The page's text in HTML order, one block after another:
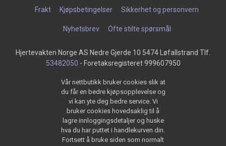
Frakt Kjøpsbetingelser Sikkerhet og personvern
Nyhetsbrev Ofte stilte spørsmål
Hjertevakten Norge AS Nedre Gjerde 10 5474 Løfallstrand Tlf.
53482050 - Foretaksregisteret 999607950
Vår nettbutikk bruker cookies slik at
du får en bedre kjøpsopplevelse og
vi kan yte deg bedre service. Vi
bruker cookies hovedsaklig til å
lagre innloggingsdetaljer og huske
hva du har puttet i handlekurven din.
Fortsett å bruke siden som normalt